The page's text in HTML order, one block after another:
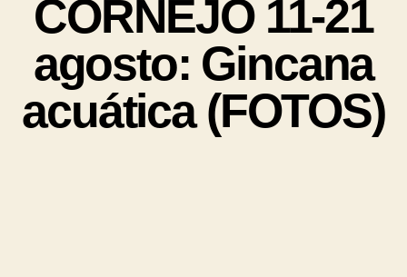
CORNEJO 11-21
agosto: Gincana
acuática (FOTOS)